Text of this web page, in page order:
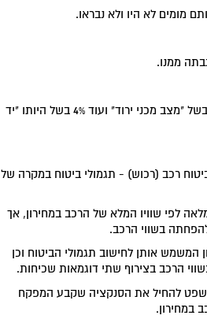
מומים לא היו ולא נבראו.
ממנו.
שומרה הודיעה לסופר כי משווי הרכב היא מנכה 20% עקב התאונה הקודמת, 10% נוספים בשל "מצב מכני ירוד" ועוד 4% בשל היותו "יד
על הנחייה שיצאה מאת המפקח על הביטוח ביום 13.11.00 בשם "ביטוח רכב (רכוש) - תגמולי ביטוח במקרה של
לפי שוויו המלא של הרכב במחירון, אך
בשווי הרכב.
אותן לחישוב תגמולי הביטוח וכן
הרכב בצירוף שתי דוגמאות שכיחות.
להחיל את הסנקציה שקבע המפקח
במחירון.